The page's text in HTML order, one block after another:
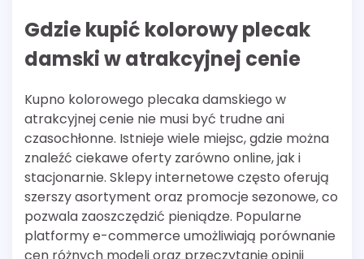
Gdzie kupić kolorowy plecak
damski w atrakcyjnej cenie
Kupno kolorowego plecaka damskiego w
atrakcyjnej cenie nie musi być trudne ani
czasochłonne. Istnieje wiele miejsc, gdzie można
znaleźć ciekawe oferty zarówno online, jak i
stacjonarnie. Sklepy internetowe często oferują
szerszy asortyment oraz promocje sezonowe, co
pozwala zaoszczędzić pieniądze. Popularne
platformy e-commerce umożliwiają porównanie